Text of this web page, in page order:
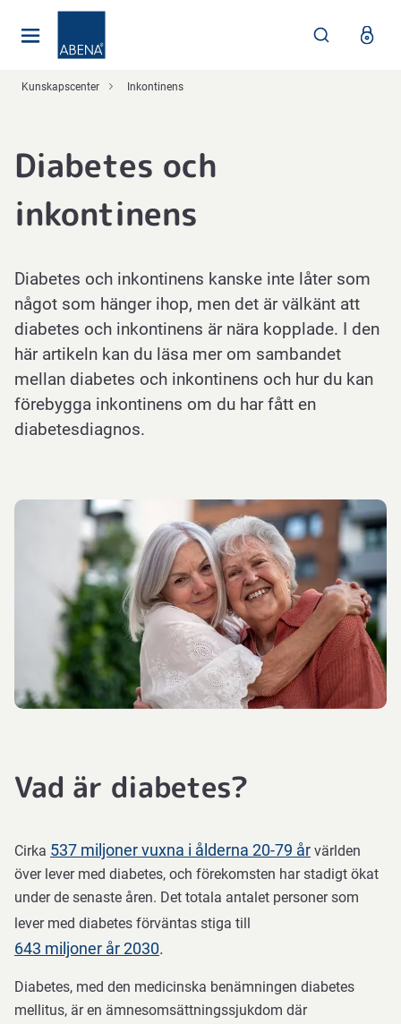
Kunskapscenter Inkontinens
Diabetes och
inkontinens
Diabetes och inkontinens kanske inte låter som
något som hänger ihop, men det är välkänt att
diabetes och inkontinens är nära kopplade. I den
här artikeln kan du läsa mer om sambandet
mellan diabetes och inkontinens och hur du kan
förebygga inkontinens om du har fått en
diabetesdiagnos.
Vad är diabetes?
Cirka 537 miljoner vuxna i ålderna 20-79 år världen
över lever med diabetes, och förekomsten har stadigt ökat
under de senaste åren. Det totala antalet personer som
lever med diabetes förväntas stiga till
643 miljoner år 2030.
Diabetes, med den medicinska benämningen diabetes
mellitus, är en ämnesomsättningssjukdom där